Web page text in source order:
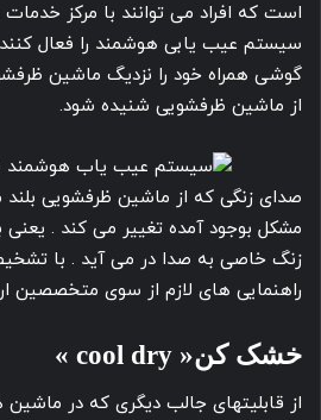
است که افراد می توانند با مرکز
سیستم عیب یابی هوشمند را فعال کنند
گوشی همراه خود را نزدیگ ماشین
از ماشین ظرفشویی شنیده شود.
صدای زنگی که از ماشین ظرفشویی
مشکل بوجود آمده تغییر می کند .
زنگ خاصی به صدا در می آید . با
راهنمایی های لازم از سوی متخصصین
خشک کن« cool dry »
از قابلیتهای جالب دیگری که در